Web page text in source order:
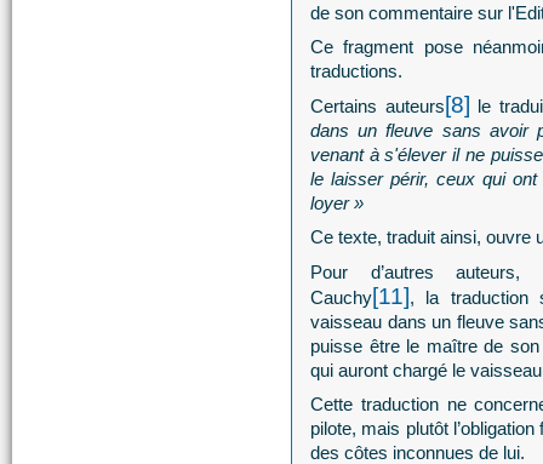
de son commentaire sur
Ce fragment pose
traductions.
Certains auteurs [8] le
dans un fleuve sans avoir
venant à s'élever il ne
le laisser périr, ceux qui
loyer »
Ce texte, traduit ainsi, ouvre
Pour d’autres auteurs,
Cauchy[11], la traduction
vaisseau dans un fleuve
puisse être le maître de
qui auront chargé le
Cette traduction ne
pilote, mais plutôt
des côtes inconnues de lui.